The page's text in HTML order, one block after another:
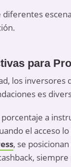
para
los
es
a
el acceso
, se